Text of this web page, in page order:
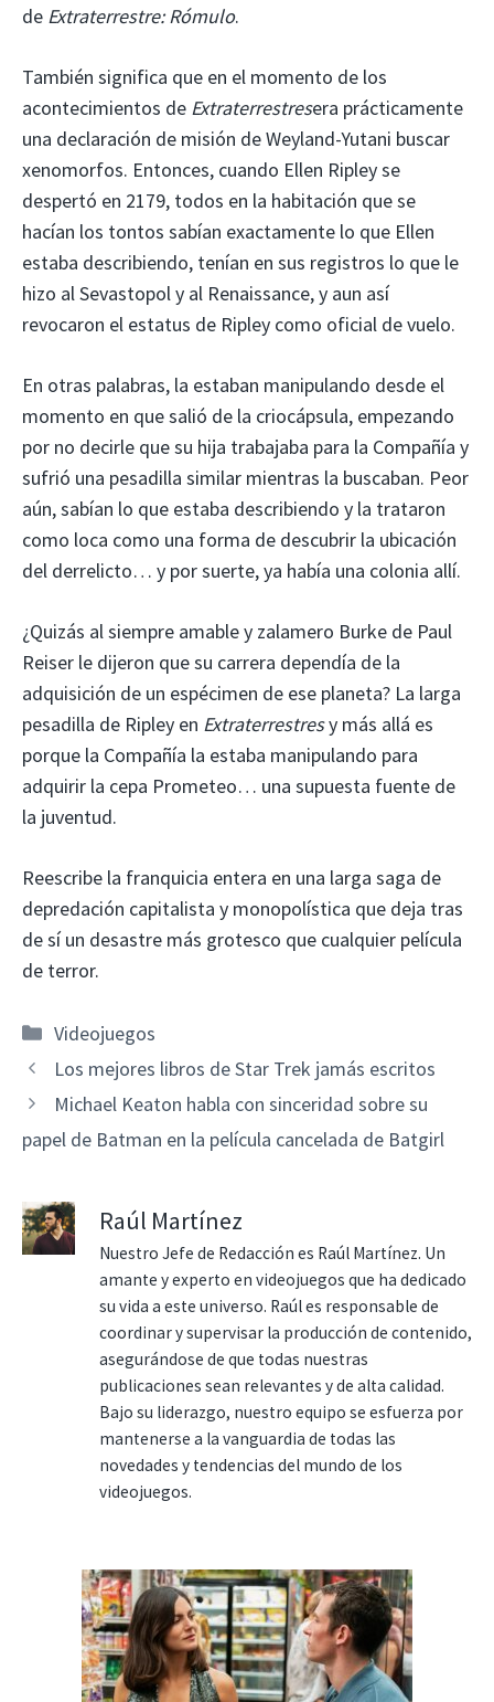
de Extraterrestre: Rómulo.
También significa que en el momento de los
acontecimientos de Extraterrestresera prácticamente
una declaración de misión de Weyland-Yutani buscar
xenomorfos. Entonces, cuando Ellen Ripley se
despertó en 2179, todos en la habitación que se
hacían los tontos sabían exactamente lo que Ellen
estaba describiendo, tenían en sus registros lo que le
hizo al Sevastopol y al Renaissance, y aun así
revocaron el estatus de Ripley como oficial de vuelo.
En otras palabras, la estaban manipulando desde el
momento en que salió de la criocápsula, empezando
por no decirle que su hija trabajaba para la Compañía y
sufrió una pesadilla similar mientras la buscaban. Peor
aún, sabían lo que estaba describiendo y la trataron
como loca como una forma de descubrir la ubicación
del derrelicto… y por suerte, ya había una colonia allí.
¿Quizás al siempre amable y zalamero Burke de Paul
Reiser le dijeron que su carrera dependía de la
adquisición de un espécimen de ese planeta? La larga
pesadilla de Ripley en Extraterrestresy más allá es
porque la Compañía la estaba manipulando para
adquirir la cepa Prometeo… una supuesta fuente de
la juventud.
Reescribe la franquicia entera en una larga saga de
depredación capitalista y monopolística que deja tras
de sí un desastre más grotesco que cualquier película
de terror.
Categorías
Videojuegos
Los mejores libros de Star Trek jamás escritos
Michael Keaton habla con sinceridad sobre su
papel de Batman en la película cancelada de Batgirl
Raúl Martínez
Nuestro Jefe de Redacción es Raúl Martínez. Un
amante y experto en videojuegos que ha dedicado
su vida a este universo. Raúl es responsable de
coordinar y supervisar la producción de contenido,
asegurándose de que todas nuestras
publicaciones sean relevantes y de alta calidad.
Bajo su liderazgo, nuestro equipo se esfuerza por
mantenerse a la vanguardia de todas las
novedades y tendencias del mundo de los
videojuegos.